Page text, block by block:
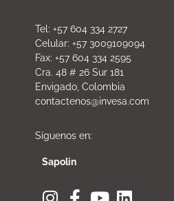
Tel: +57 604 334 2727
Celular: +57 3009109094
Fax: +57 604 334 2595
Cra. 48 # 26 Sur 181
Envigado, Colombia
contactenos@invesa.com
Síguenos en:
Sapolin